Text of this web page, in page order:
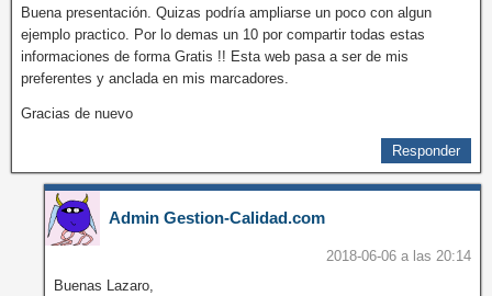
Buena presentación. Quizas podría ampliarse un poco con algun
ejemplo practico. Por lo demas un 10 por compartir todas estas
informaciones de forma Gratis !! Esta web pasa a ser de mis
preferentes y anclada en mis marcadores.
Gracias de nuevo
Responder
Admin Gestion-Calidad.com
2018-06-06 a las 20:14
Buenas Lazaro,